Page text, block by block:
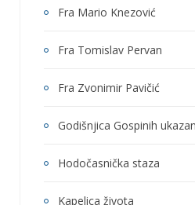
Fra Mario Knezović
Fra Tomislav Pervan
Fra Zvonimir Pavičić
Godišnjica Gospinih
Hodočasnička staza
Kapelica života